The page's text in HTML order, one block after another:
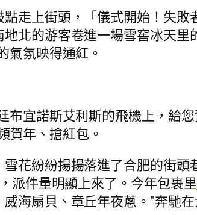
走上街頭，「儀式開始！失敗
北的游客卷進一場雪窖冰天里
氣氛映得通紅。
宜諾斯艾利斯的飛機上，給
賀年、搶紅包。
花紛紛揚揚落進了合肥的街頭
派件量明顯上來了。今年包裹里
海扇貝、章丘年夜蔥。”奔馳